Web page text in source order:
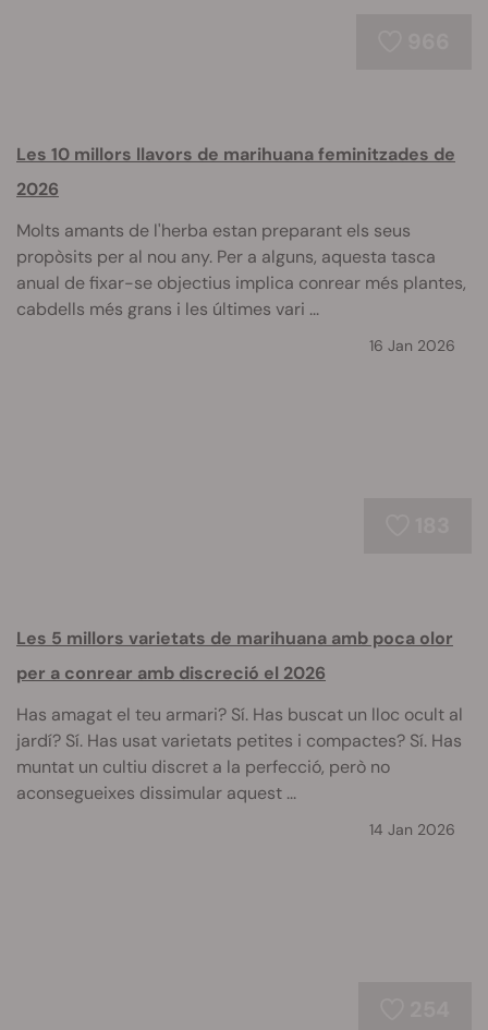
Les 10 millors llavors de marihuana feminitzades de
2026
Molts amants de l'herba estan preparant els seus
propòsits per al nou any. Per a alguns, aquesta tasca
anual de fixar-se objectius implica conrear més plantes,
cabdells més grans i les últimes vari ...
16 Jan 2026
Les 5 millors varietats de marihuana amb poca olor
per a conrear amb discreció el 2026
Has amagat el teu armari? Sí. Has buscat un lloc ocult al
jardí? Sí. Has usat varietats petites i compactes? Sí. Has
muntat un cultiu discret a la perfecció, però no
aconsegueixes dissimular aquest ...
14 Jan 2026